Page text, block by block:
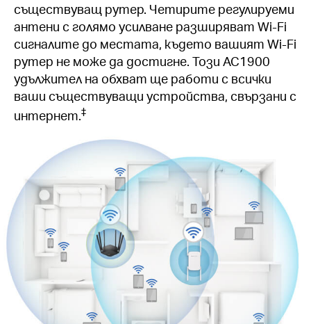
съществуващ рутер. Четирите регулируеми
антени с голямо усилване разширяват Wi-Fi
сигналите до местата, където вашият Wi-Fi
рутер не може да достигне. Този AC1900
удължител на обхват ще работи с всички
ваши съществуващи устройства, свързани с
интернет.‡